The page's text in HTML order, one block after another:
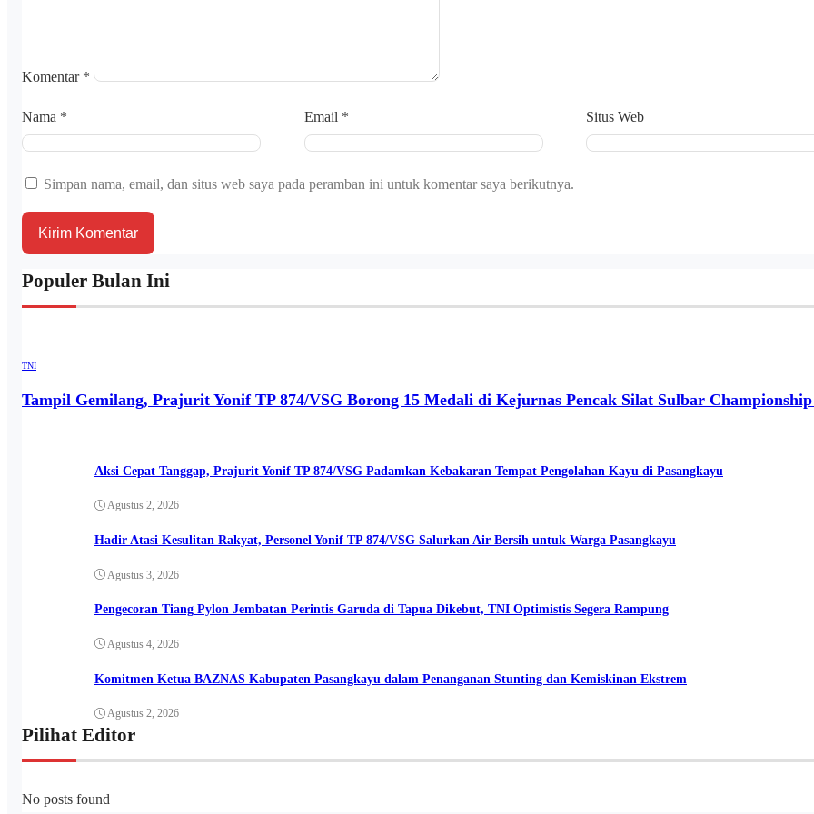
Komentar *
Nama * Email * Situs Web
Simpan nama, email, dan situs web saya pada peramban ini untuk komentar saya berikutnya.
Populer Bulan Ini
TNI
Tampil Gemilang, Prajurit Yonif TP 874/VSG Borong 15 Medali di Kejurnas Pencak Silat Sulbar Championship
Aksi Cepat Tanggap, Prajurit Yonif TP 874/VSG Padamkan Kebakaran Tempat Pengolahan Kayu di Pasangkayu
Agustus 2, 2026
Hadir Atasi Kesulitan Rakyat, Personel Yonif TP 874/VSG Salurkan Air Bersih untuk Warga Pasangkayu
Agustus 3, 2026
Pengecoran Tiang Pylon Jembatan Perintis Garuda di Tapua Dikebut, TNI Optimistis Segera Rampung
Agustus 4, 2026
Komitmen Ketua BAZNAS Kabupaten Pasangkayu dalam Penanganan Stunting dan Kemiskinan Ekstrem
Agustus 2, 2026
Pilihat Editor
No posts found